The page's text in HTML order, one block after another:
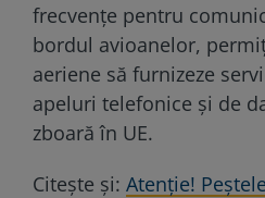
frecvenţe pentru
bordul avioanelor,
aeriene să furnizeze
apeluri telefonice şi de
zboară în UE.
Citește și: Atenție!